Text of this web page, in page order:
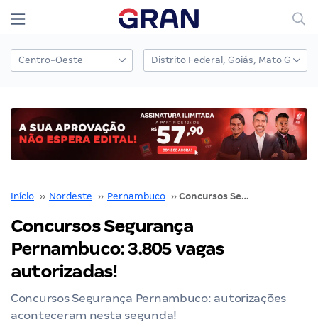
Início ›› Nordeste ›› Pernambuco ›› Concursos Segurança Pernambuco: 3.805 vagas autorizadas!
Concursos Segurança
Pernambuco: 3.805 vagas
autorizadas!
Concursos Segurança Pernambuco: autorizações
aconteceram nesta segunda!